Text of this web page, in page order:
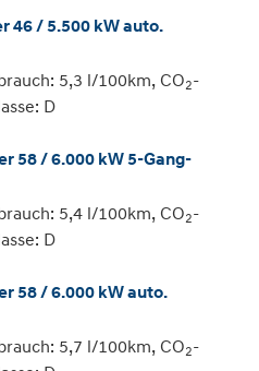
46 / 5.500 kW auto.
5,3 l/100km, CO2-
D
58 / 6.000 kW 5-Gang-
5,4 l/100km, CO2-
D
58 / 6.000 kW auto.
5,7 l/100km, CO2-